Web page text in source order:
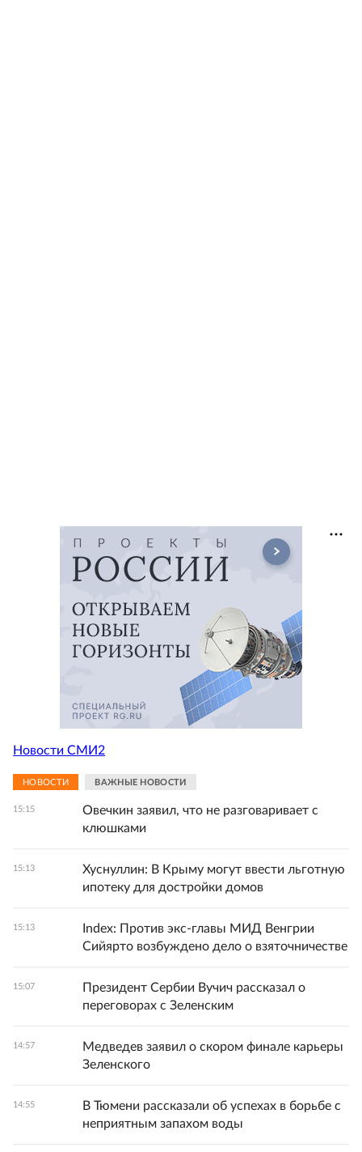
Новости СМИ2
НОВОСТИ ВАЖНЫЕ НОВОСТИ
15:15
Овечкин заявил, что не разговаривает с
клюшками
15:13
Хуснуллин: В Крыму могут ввести льготную
ипотеку для достройки домов
15:13
Index: Против экс-главы МИД Венгрии
Сийярто возбуждено дело о взяточничестве
15:07
Президент Сербии Вучич рассказал о
переговорах с Зеленским
14:57
Медведев заявил о скором финале карьеры
Зеленского
14:55
В Тюмени рассказали об успехах в борьбе с
неприятным запахом воды